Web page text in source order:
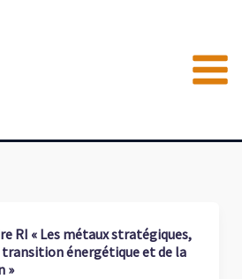
RI « Les métaux stratégiques,
transition énergétique et de la
»